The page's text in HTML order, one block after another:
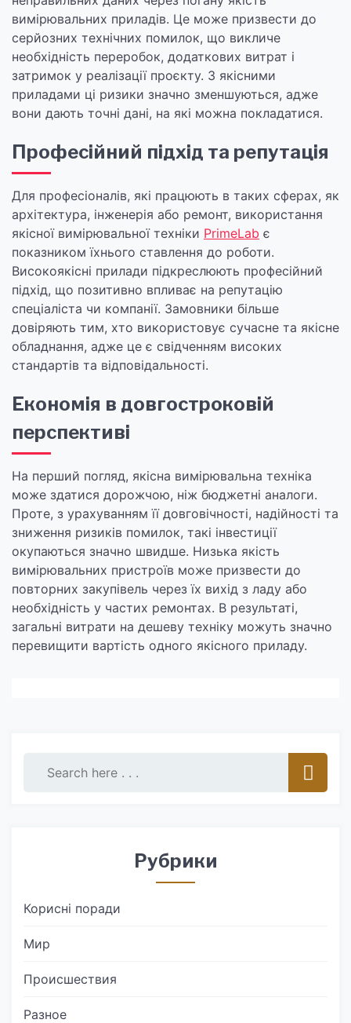
вимірювальних приладів. Це може призвести до
серйозних технічних помилок, що викличе
необхідність переробок, додаткових витрат і
затримок у реалізації проєкту. З якісними
приладами ці ризики значно зменшуються, адже
вони дають точні дані, на які можна покладатися.
Професійний підхід та репутація
Для професіоналів, які працюють в таких сферах, як
архітектура, інженерія або ремонт, використання
якісної вимірювальної техніки PrimeLab є
показником їхнього ставлення до роботи.
Високоякісні прилади підкреслюють професійний
підхід, що позитивно впливає на репутацію
спеціаліста чи компанії. Замовники більше
довіряють тим, хто використовує сучасне та якісне
обладнання, адже це є свідченням високих
стандартів та відповідальності.
Економія в довгостроковій
перспективі
На перший погляд, якісна вимірювальна техніка
може здатися дорожчою, ніж бюджетні аналоги.
Проте, з урахуванням її довговічності, надійності та
зниження ризиків помилок, такі інвестиції
окупаються значно швидше. Низька якість
вимірювальних пристроїв може призвести до
повторних закупівель через їх вихід з ладу або
необхідність у частих ремонтах. В результаті,
загальні витрати на дешеву техніку можуть значно
перевищити вартість одного якісного приладу.
Рубрики
Корисні поради
Мир
Происшествия
Разное